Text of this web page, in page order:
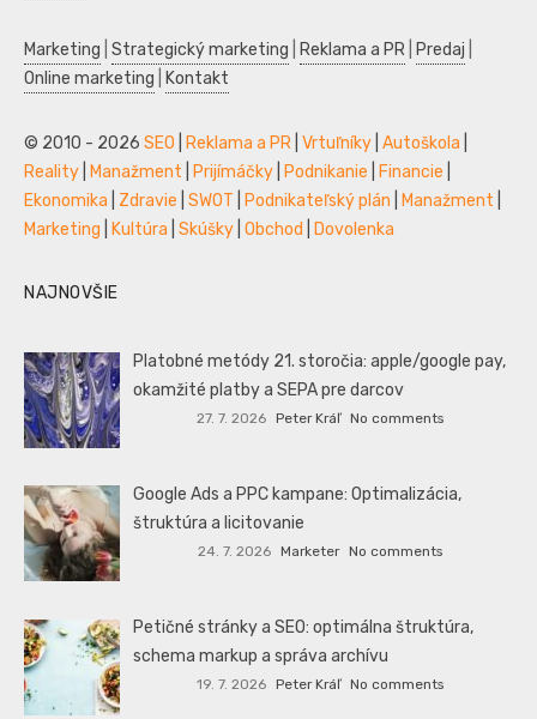
Marketing Strategický marketing Reklama a PR Predaj
Online marketing
Kontakt
© 2010 - 2026 SEO Reklama a PR Vrtuľníky Autoškola
Reality
Manažment Prijímáčky Podnikanie Financie
Ekonomika
Zdravie SWOT Podnikateľský plán Manažment
Marketing
Kultúra Skúšky Obchod Dovolenka
NAJNOVŠIE
Platobné metódy 21. storočia: apple/google pay,
okamžité platby a SEPA pre darcov
27. 7. 2026 Peter Kráľ No comments
Google Ads a PPC kampane: Optimalizácia,
štruktúra a licitovanie
24. 7. 2026 Marketer No comments
Petičné stránky a SEO: optimálna štruktúra,
schema markup a správa archívu
19. 7. 2026 Peter Kráľ No comments